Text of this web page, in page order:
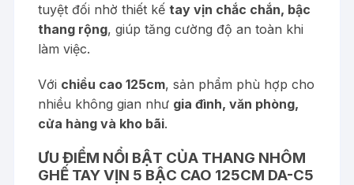
tuyệt đối nhờ thiết kếtay vịn chắc chắn, bậc
thang rộng, giúp tăng cường độ an toàn khi
làm việc.
Với chiều cao 125cm, sản phẩm phù hợp cho
nhiều không gian như gia đình, văn phòng,
cửa hàng và kho bãi.
ƯU ĐIỂM NỔI BẬT CỦA THANG NHÔM
GHẾ TAY VỊN 5 BẬC CAO 125CM DA-C5